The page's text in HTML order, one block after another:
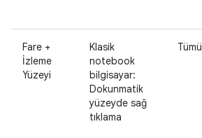
Fare +
İzleme
Yüzeyi
Klasik
notebook
bilgisayar:
Dokunmatik
yüzeyde sağ
tıklama
Tümü